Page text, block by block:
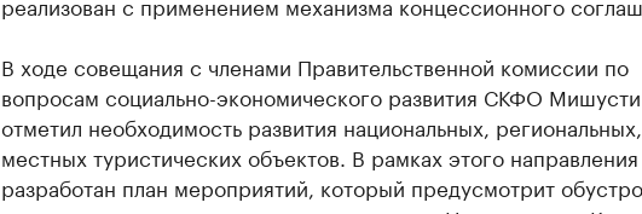
В ходе совещания с членами Правительственной комиссии по
вопросам социально-экономического развития СКФО
отметил необходимость развития национальных, региональных,
местных туристических объектов. В рамках этого
разработан план мероприятий, который предусмотрит